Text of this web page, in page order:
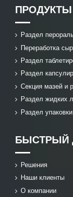
ПРОДУКТЫ
Раздел
Переработка
Раздел
Раздел
Секция мазей и
Раздел жидких
Раздел упаковки
БЫСТРЫЙ
Решения
Наши клиенты
О компании